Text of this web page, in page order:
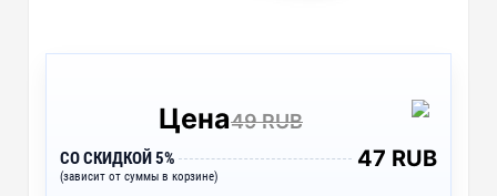
Цена49 RUB
СО СКИДКОЙ 5%
(зависит от суммы в корзине)
47 RUB